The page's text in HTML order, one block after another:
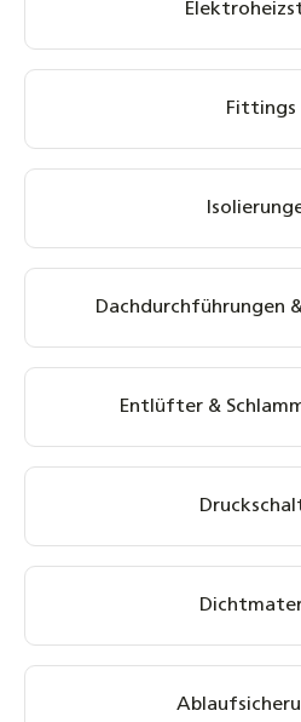
Fittings
Dachdurchführungen
Entlüfter &